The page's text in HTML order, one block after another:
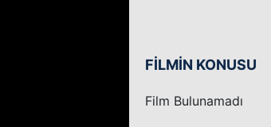
FİLMİN KONUSU
Film Bulunamadı